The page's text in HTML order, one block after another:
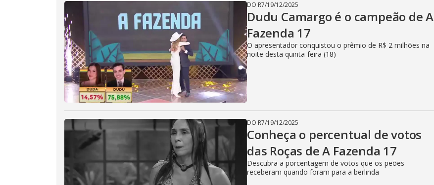
DO R7/19/12/2025
Dudu Camargo é o campeão de A
Fazenda 17
O apresentador conquistou o prêmio de R$ 2 milhões na
noite desta quinta-feira (18)
DO R7/19/12/2025
Conheça o percentual de votos
das Roças de A Fazenda 17
Descubra a porcentagem de votos que os peões
receberam quando foram para a berlinda